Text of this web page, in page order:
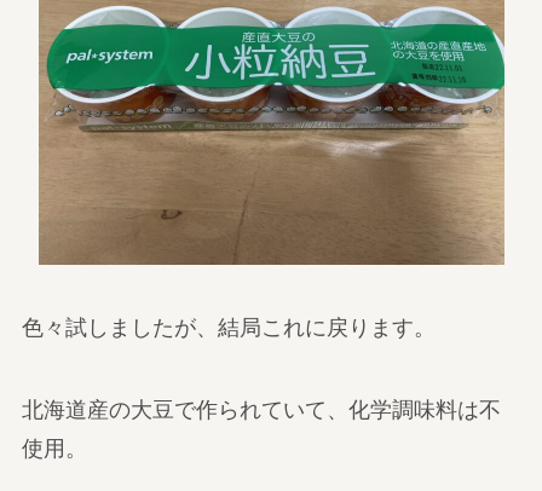
色々試しましたが、結局これに戻ります。
北海道産の大豆で作られていて、化学調味料は不
使用。